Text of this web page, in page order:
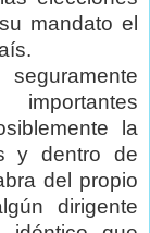
mandato el
la
y dentro de
del propio
dirigente